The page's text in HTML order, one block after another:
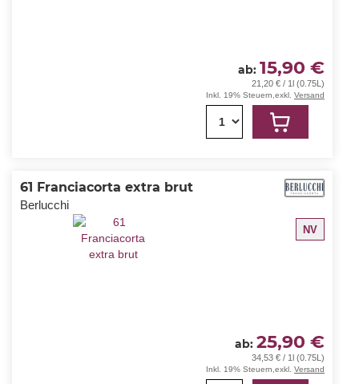
ab 15,90 €
21,20 € / 1l (0.75L)
Inkl. 19% Steuern exkl. Versand
1
61 Franciacorta extra brut
Berlucchi
NV
ab 25,90 €
34,53 € / 1l (0.75L)
Inkl. 19% Steuern exkl. Versand